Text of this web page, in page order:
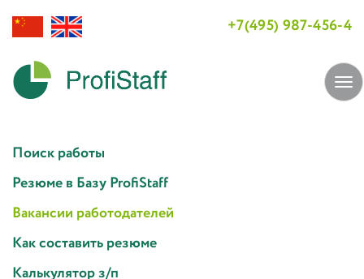
+7(495) 987-456-4
Поиск работы
Резюме в Базу ProfiStaff
Вакансии работодателей
Как составить резюме
Калькулятор з/п